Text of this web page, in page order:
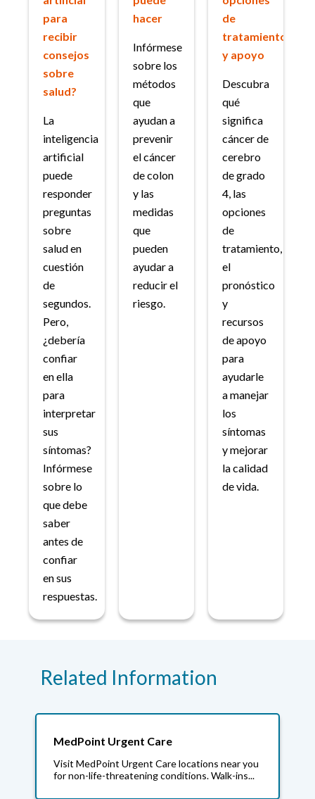
para
recibir
consejos
sobre
salud?
La
inteligencia
artificial
puede
responder
preguntas
sobre
salud en
cuestión
de
segundos.
Pero,
¿debería
confiar
en ella
para
interpretar
sus
síntomas?
Infórmese
sobre lo
que debe
saber
antes de
confiar
en sus
respuestas.
hacer
Infórmese
sobre los
métodos
que
ayudan a
prevenir
el cáncer
de colon
y las
medidas
que
pueden
ayudar a
reducir el
riesgo.
de
tratamiento
y apoyo
Descubra
qué
significa
cáncer de
cerebro
de grado
4, las
opciones
de
tratamiento,
el
pronóstico
y
recursos
de apoyo
para
ayudarle
a manejar
los
síntomas
y mejorar
la calidad
de vida.
Related Information
MedPoint Urgent Care
Visit MedPoint Urgent Care locations near you
for non-life-threatening conditions. Walk-ins...